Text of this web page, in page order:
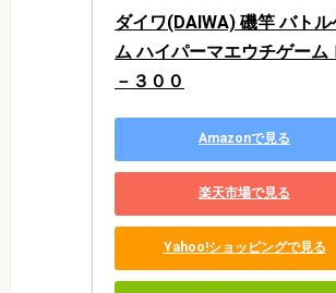
ダイワ(DAIWA) 磯竿 バトル
ム ハイパーマエウチゲーム
－３００
Amazonで見る
楽天市場で見る
Yahoo!ショッピングで見る